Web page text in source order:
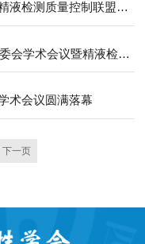
聚力质控，共促生殖健康！全国精液检测质量控制联盟正式成立
2025年四川省性学会生殖检验专委会学术会议暨精液检测室间质量评价总结会
术会议圆满落幕
下一页